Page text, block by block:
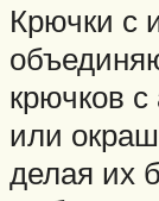
Крючки с
крючков
или
делая их